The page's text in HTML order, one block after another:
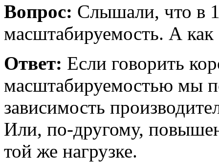
Вопрос: Слышали, что в
масштабируемость. А как
Ответ: Если говорить
масштабируемостью мы
зависимость
Или, по-другому,
той же нагрузке.